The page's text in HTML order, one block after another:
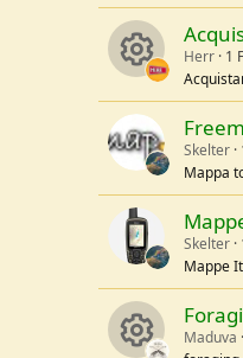
R
e
s
o
u
r
c
R
e
s
o
u
Herr 1
Skelter
Mappa
Skelter
Mappe
Maduva